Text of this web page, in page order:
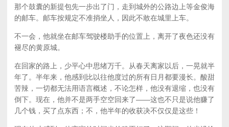
那个鼓囊的新提包先一步出了门，走到城外的公路边上等金俊海
的邮车。邮车按规定不准捎坐人，因此不敢在城里上车。
不一会，他就坐在邮车驾驶楼助手的位置上，离开了夜色还没有
褪尽的黄原城。
在回家的路上，少平心中思绪万千。从春天离家以后，一晃就半
年了。半年来，他感到比以往他度过的所有日月都要漫长。酸甜
苦辣，一切都无法用语言概述，不论怎样，他没有退缩，也没有
倒下。现在，他并不是两手空空回来了——这也不只是说他赚了
几个钱，买了点东西；不，他半年的收获决不仅仅是这些！